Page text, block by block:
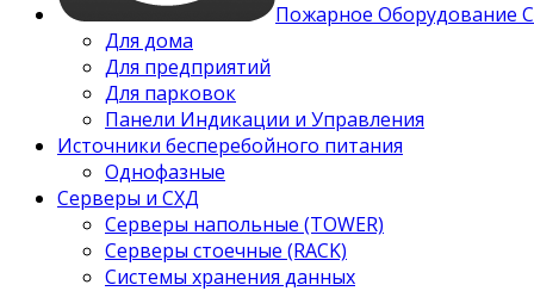
Пожарное Оборудование
Для дома
Для предприятий
Для парковок
Панели Индикации и Управления
Источники бесперебойного питания
Однофазные
Серверы и СХД
Серверы напольные (TOWER)
Серверы стоечные (RACK)
Системы хранения данных